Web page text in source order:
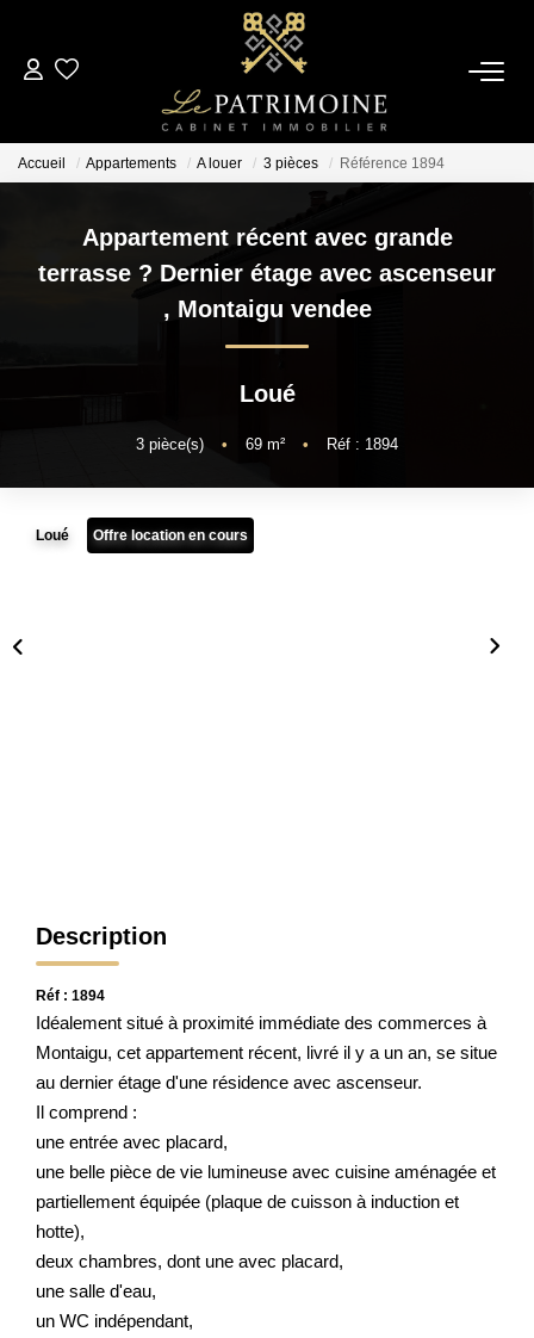
ACCUEIL
NOS ANNONCES
Ventes
ESTIMATION
ALERTE MAIL
Accueil Appartements A louer 3 pièces Référence 1894
Appartement récent avec grande
terrasse ? Dernier étage avec ascenseur
, Montaigu vendee
Loué
3 pièce(s) • 69 m² • Réf : 1894
Loué Offre location en cours
Description
Réf : 1894
Idéalement situé à proximité immédiate des commerces à
Montaigu, cet appartement récent, livré il y a un an, se situe
au dernier étage d'une résidence avec ascenseur.
Il comprend :
une entrée avec placard,
une belle pièce de vie lumineuse avec cuisine aménagée et
partiellement équipée (plaque de cuisson à induction et
hotte),
deux chambres, dont une avec placard,
une salle d'eau,
un WC indépendant,